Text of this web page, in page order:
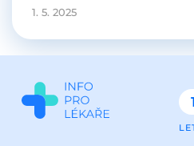
1. 5. 2025